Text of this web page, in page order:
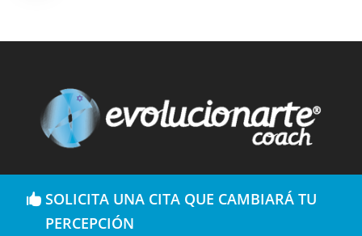
SOLICITA UNA CITA QUE CAMBIARÁ TU
PERCEPCIÓN